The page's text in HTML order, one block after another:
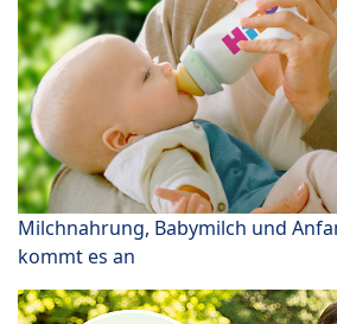
Milchnahrung, Babymilch und
kommt es an